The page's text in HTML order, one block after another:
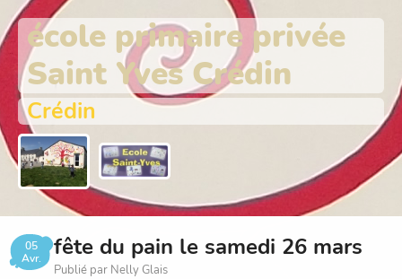
école primaire privée
Saint Yves Crédin
Crédin
05
Avr.
fête du pain le samedi 26 mars
Publié par Nelly Glais